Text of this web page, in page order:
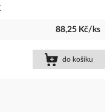
88,25 Kč/ks
do košíku